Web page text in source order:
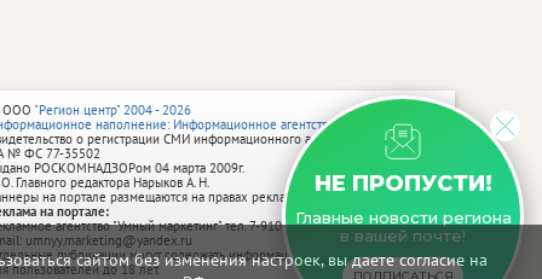
сайтом без изменения настроек, вы даете согласие на
НЕ ПРОПУСТИ!
Главные новости региона
в вашей почте!
"Регион центр" 2004 - 2026
наполнение: Информационное агентство vRossii.ru
о регистрации СМИ информационного агентства vRossii.ru
№ ФС 77‑35502
РОСКОМНАДЗОРом 04 марта 2009г.
Главного редактора Нарыков А. Н.
на портале размещаются на правах рекламы.
на портале:
агентство "Умный маркетинг" тел. 7-910-267-70-40,
umnyy.marketing@yandex.ru
публикации могут содержать информацию, не предназначенную
пользователей до 18 лет.